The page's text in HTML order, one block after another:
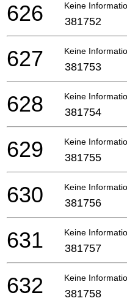
Keine
626 381752
Keine
627 381753
Keine
628 381754
Keine
629 381755
Keine
630 381756
Keine
631 381757
Keine
632 381758